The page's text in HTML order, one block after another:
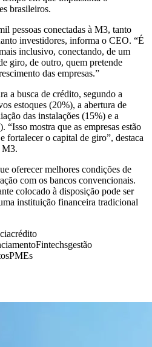
brasileiros.
pessoas conectadas à M3, tanto
investidores, informa o CEO. “É
inclusivo, conectando, de um
giro, de outro, quem pretende
das empresas.”
a busca de crédito, segundo a
estoques (20%), a abertura de
das instalações (15%) e a
“Isso mostra que as empresas estão
fortalecer o capital de giro”, destaca
M3.
oferecer melhores condições de
com os bancos convencionais.
colocado à disposição pode ser
instituição financeira tradicional
crédito
Fintechsgestão
PMEs